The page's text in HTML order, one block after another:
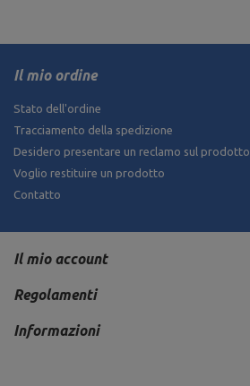
Il mio ordine
Stato dell'ordine
Tracciamento della spedizione
Desidero presentare un reclamo sul prodotto
Voglio restituire un prodotto
Contatto
Il mio account
Regolamenti
Informazioni